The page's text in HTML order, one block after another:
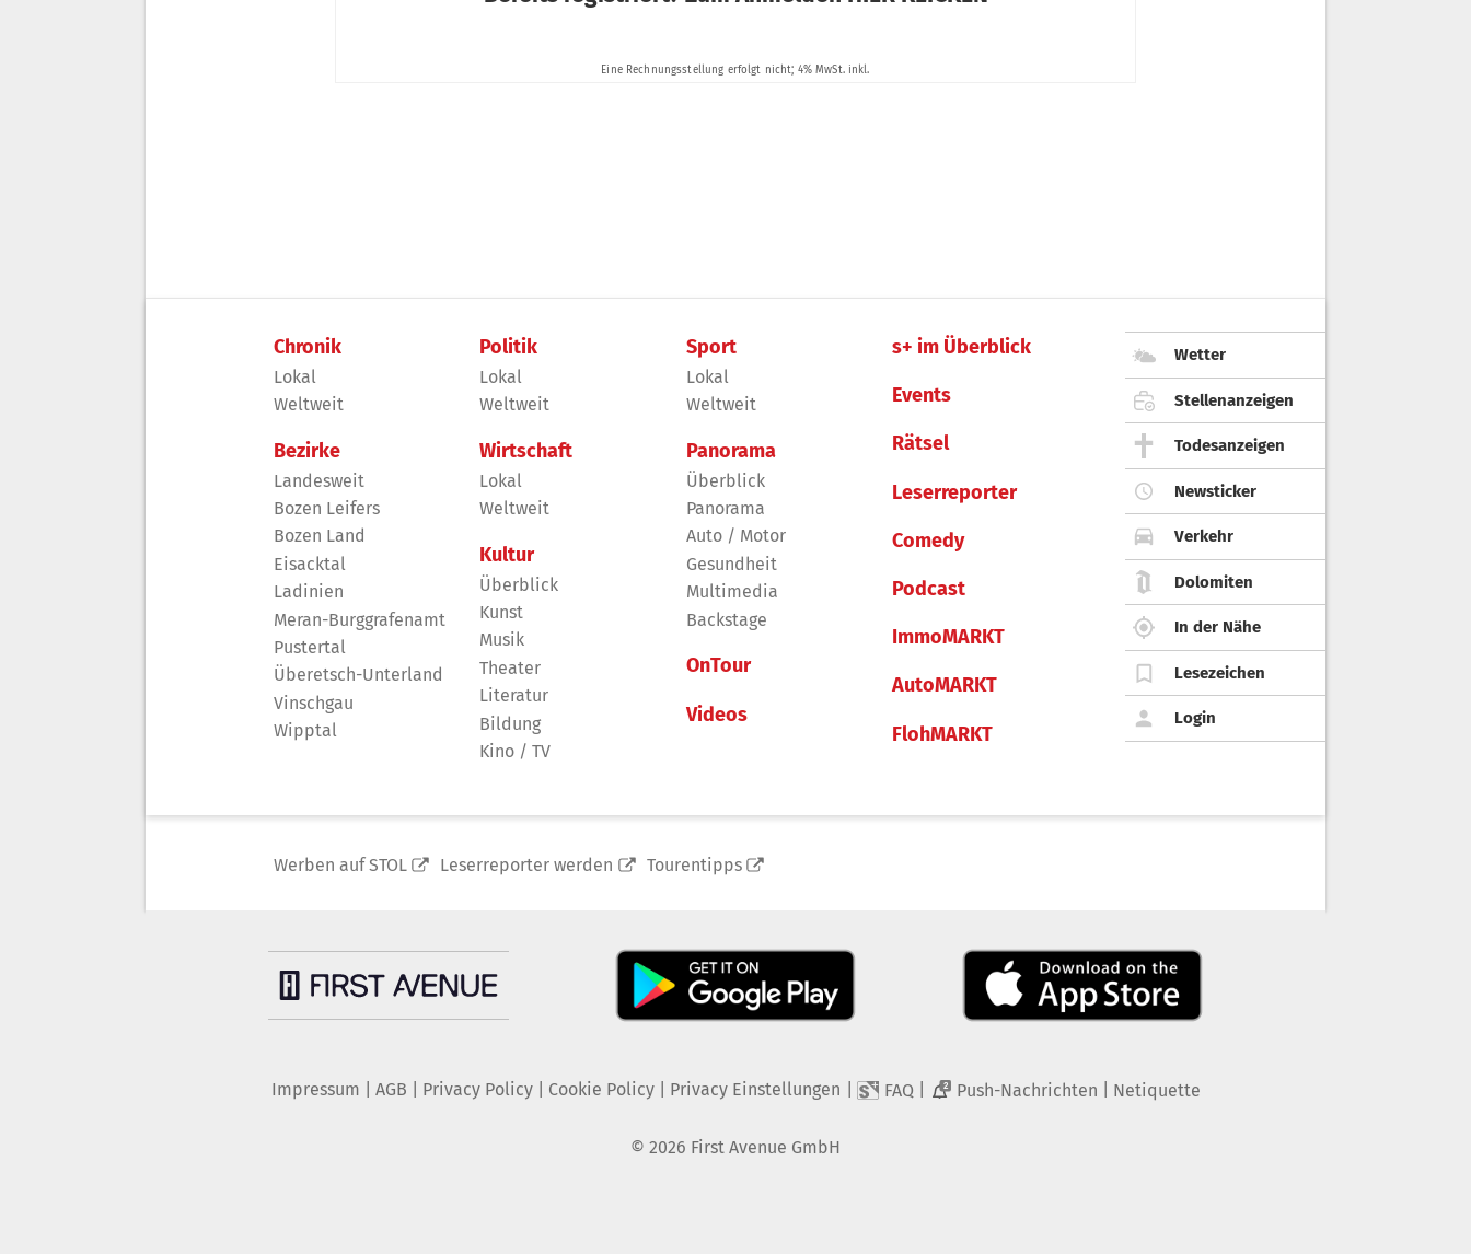
Chronik
Lokal
Weltweit
Bezirke
Landesweit
Bozen Leifers
Bozen Land
Eisacktal
Ladinien
Meran-Burggrafenamt
Pustertal
Überetsch-Unterland
Vinschgau
Wipptal
Politik
Lokal
Weltweit
Wirtschaft
Lokal
Weltweit
Kultur
Überblick
Kunst
Musik
Theater
Literatur
Bildung
Kino / TV
Sport
Lokal
Weltweit
Panorama
Überblick
Panorama
Auto / Motor
Gesundheit
Multimedia
Backstage
OnTour
Videos
s+ im Überblick
Events
Rätsel
Leserreporter
Comedy
Podcast
ImmoMARKT
AutoMARKT
FlohMARKT
Wetter
Stellenanzeigen
Todesanzeigen
Newsticker
Verkehr
Dolomiten
In der Nähe
Lesezeichen
Login
Werben auf STOL Leserreporter werden Tourentipps
Impressum AGB Privacy Policy| Cookie Policy| Privacy Einstellungen FAQ 2 Push-Nachrichten Netiquette
© 2026 First Avenue GmbH